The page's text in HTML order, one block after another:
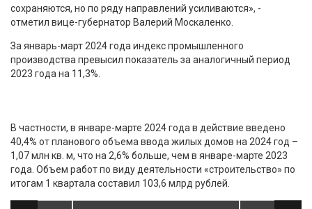
сохраняются, но по ряду направлений усиливаются», -
отметил вице-губернатор Валерий Москаленко.
За январь-март 2024 года индекс промышленного
производства превысил показатель за аналогичный период
2023 года на 11,3%.
В частности, в январе-марте 2024 года в действие введено
40,4% от планового объема ввода жилых домов на 2024 год –
1,07 млн кв. м, что на 2,6% больше, чем в январе-марте 2023
года. Объем работ по виду деятельности «строительство» по
итогам 1 квартала составил 103,6 млрд рублей.